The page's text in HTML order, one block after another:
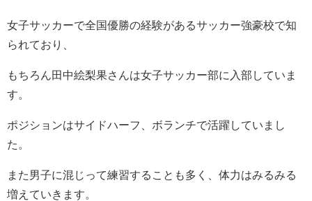
女子サッカーで全国優勝の経験があるサッカー強豪校で知
られており、
もちろん田中絵梨果さんは女子サッカー部に入部していま
す。
ポジションはサイドハーフ、ボランチで活躍していまし
た。
また男子に混じって練習することも多く、体力はみるみる
増えていきます。